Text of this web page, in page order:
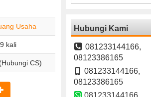
Usaha
kali
CS)
Hubungi Kami
081233144166,
08123386165
081233144166,
08123386165
081233144166,